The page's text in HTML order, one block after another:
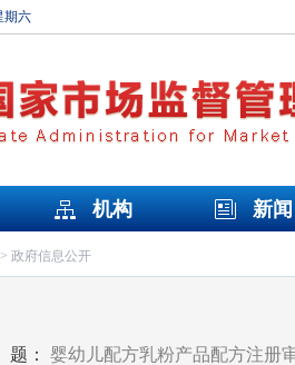
期六
机构 新闻
> 政府信息公开
题：
婴幼儿配方乳粉产品配方注册